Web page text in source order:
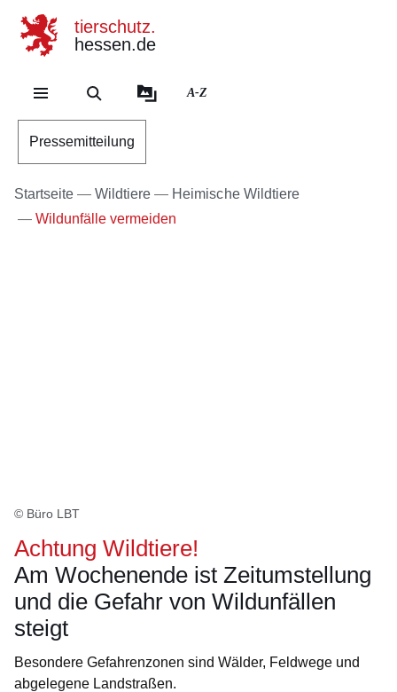
tierschutz.
hessen.de
A-Z
Pressemitteilung
Startseite Wildtiere
Heimische Wildtiere
Wildunfälle vermeiden
© Büro LBT
Achtung Wildtiere!
Am Wochenende ist Zeitumstellung
und die Gefahr von Wildunfällen
steigt
Besondere Gefahrenzonen sind Wälder, Feldwege und
abgelegene Landstraßen.